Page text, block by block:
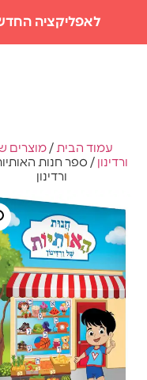
החדשה של
הבית/מוצרים של
/ ספר חנות האותיות של